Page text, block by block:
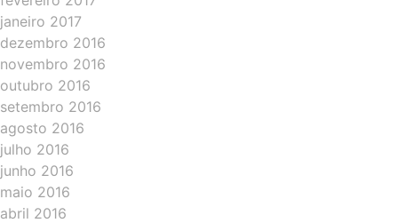
janeiro 2017
dezembro 2016
novembro 2016
outubro 2016
setembro 2016
agosto 2016
julho 2016
junho 2016
maio 2016
abril 2016